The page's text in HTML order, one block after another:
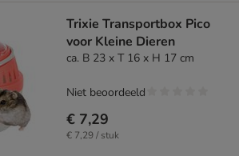
Trixie Transportbox Pico
voor Kleine Dieren
ca. B 23 x T 16 x H 17 cm
€ 7,29
€ 7,29 / stuk
Niet beoordeeld